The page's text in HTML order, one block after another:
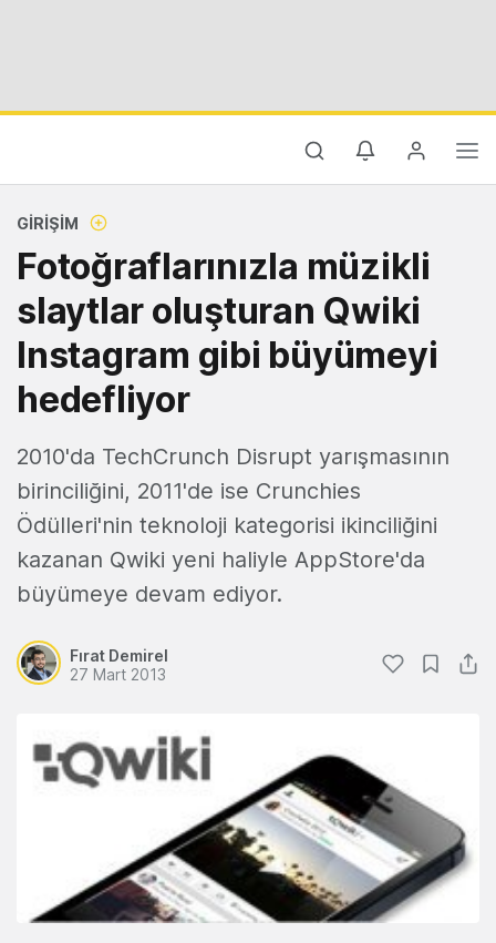
GIRIŞIM
Fotoğraflarınızla müzikli
slaytlar oluşturan Qwiki
Instagram gibi büyümeyi
hedefliyor
2010'da TechCrunch Disrupt yarışmasının
birinciliğini, 2011'de ise Crunchies
Ödülleri'nin teknoloji kategorisi ikinciliğini
kazanan Qwiki yeni haliyle AppStore'da
büyümeye devam ediyor.
Fırat Demirel
27 Mart 2013